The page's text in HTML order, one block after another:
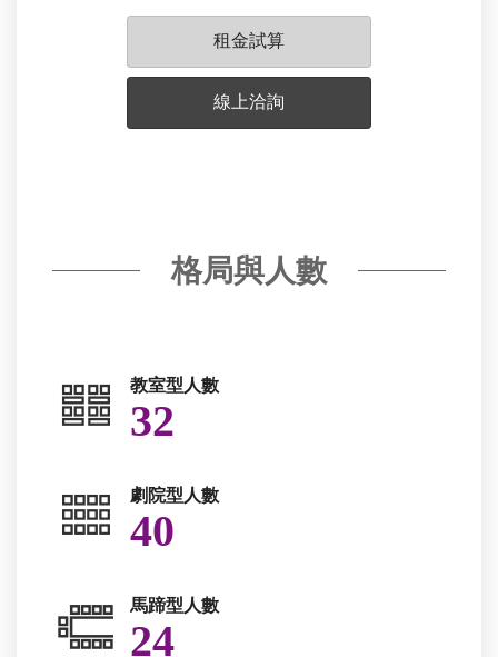
租金試算
線上洽詢
格局與人數
教室型人數
32
劇院型人數
40
馬蹄型人數
24